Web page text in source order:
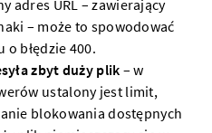
adres URL – zawierający
– może to spowodować
błędzie 400.
zbyt duży plik – w
ustalony jest limit,
blokowania dostępnych